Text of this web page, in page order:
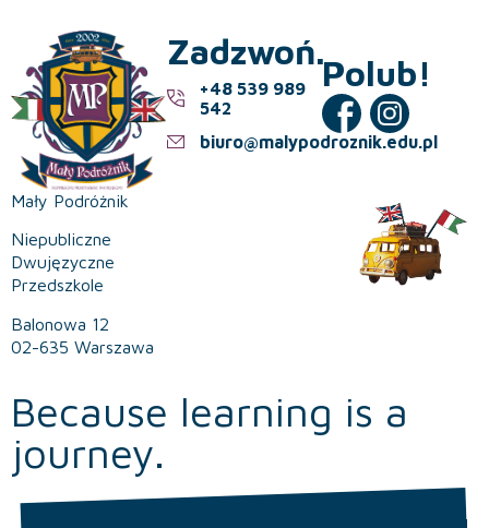
Mały Podróżnik
Niepubliczne
Dwujęzyczne
Przedszkole
Balonowa 12
02-635 Warszawa
Zadzwoń.
+48 539 989
542
biuro@malypodroznik.edu.pl
Polub!
Because learning is a
journey.